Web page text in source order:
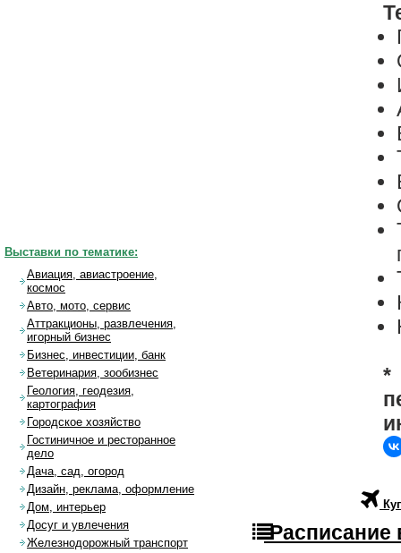
*
Расписание
Выставки по тематике:
Авиация, авиастроение,
космос
Авто, мото, сервис
Аттракционы, развлечения,
игорный бизнес
Бизнес, инвестиции, банк
Ветеринария, зообизнес
Геология, геодезия,
картография
Городское хозяйство
Гостиничное и ресторанное
дело
Дача, сад, огород
Дизайн, реклама, оформление
Дом, интерьер
Досуг и увлечения
Железнодорожный транспорт